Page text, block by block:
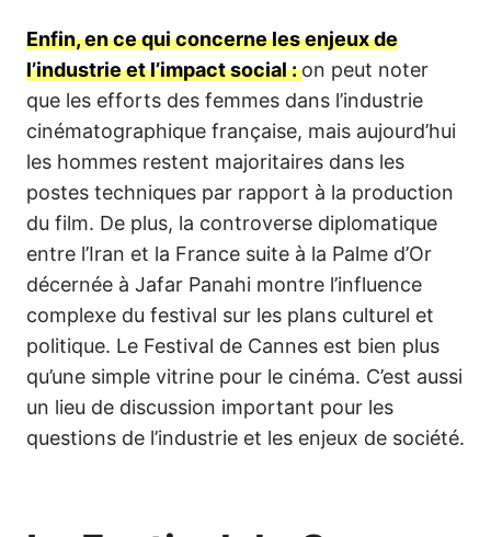
Enfin, en ce qui concerne les enjeux de
l’industrie et l’impact social :on peut noter
que les efforts des femmes dans l’industrie
cinématographique française, mais aujourd’hui
les hommes restent majoritaires dans les
postes techniques par rapport à la production
du film. De plus, la controverse diplomatique
entre l’Iran et la France suite à la Palme d’Or
décernée à Jafar Panahi montre l’influence
complexe du festival sur les plans culturel et
politique. Le Festival de Cannes est bien plus
qu’une simple vitrine pour le cinéma. C’est aussi
un lieu de discussion important pour les
questions de l’industrie et les enjeux de société.